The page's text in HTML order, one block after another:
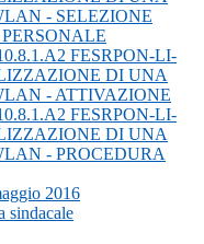
- SELEZIONE
FESRPON-LI-
DI UNA
- ATTIVAZIONE
FESRPON-LI-
DI UNA
- PROCEDURA
2016
sindacale